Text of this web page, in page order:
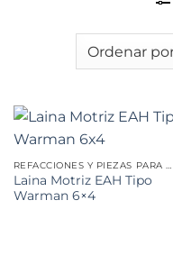
REFACCIONES Y PIEZAS PARA MINERÍA
Laina Motriz EAH Tipo
Warman 6×4